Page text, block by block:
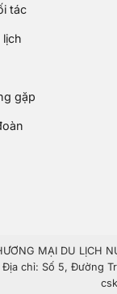
tác
lịch
gặp
MẠI DU LỊCH
chỉ: Số 5, Đường